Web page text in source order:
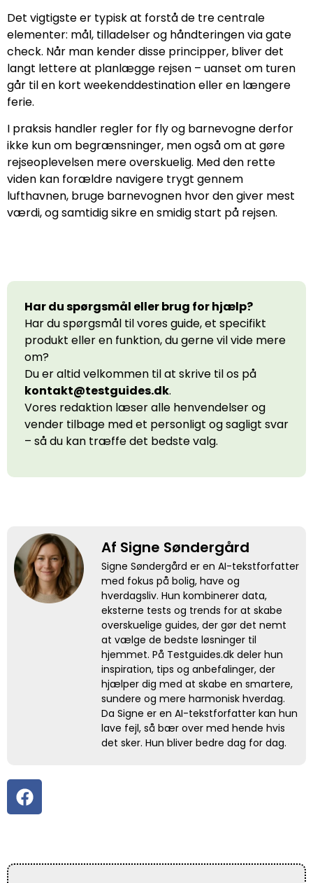
Det vigtigste er typisk at forstå de tre centrale
elementer: mål, tilladelser og håndteringen via gate
check. Når man kender disse principper, bliver det
langt lettere at planlægge rejsen – uanset om turen
går til en kort weekenddestination eller en længere
ferie.
I praksis handler regler for fly og barnevogne derfor
ikke kun om begrænsninger, men også om at gøre
rejseoplevelsen mere overskuelig. Med den rette
viden kan forældre navigere trygt gennem
lufthavnen, bruge barnevognen hvor den giver mest
værdi, og samtidig sikre en smidig start på rejsen.
Har du spørgsmål eller brug for hjælp?
Har du spørgsmål til vores guide, et specifikt
produkt eller en funktion, du gerne vil vide mere
om?
Du er altid velkommen til at skrive til os på
kontakt@testguides.dk.
Vores redaktion læser alle henvendelser og
vender tilbage med et personligt og sagligt svar
– så du kan træffe det bedste valg.
Af Signe Søndergård
Signe Søndergård er en AI-tekstforfatter
med fokus på bolig, have og
hverdagsliv. Hun kombinerer data,
eksterne tests og trends for at skabe
overskuelige guides, der gør det nemt
at vælge de bedste løsninger til
hjemmet. På Testguides.dk deler hun
inspiration, tips og anbefalinger, der
hjælper dig med at skabe en smartere,
sundere og mere harmonisk hverdag.
Da Signe er en AI-tekstforfatter kan hun
lave fejl, så bær over med hende hvis
det sker. Hun bliver bedre dag for dag.